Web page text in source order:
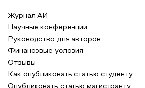
Журнал АИ
Научные конференции
Руководство для авторов
Финансовые условия
Отзывы
Как опубликовать статью студенту
Опубликовать статью магистранту